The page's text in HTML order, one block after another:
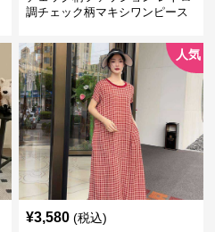
調チェック柄マキシワンピース
人気
¥3,580 (税込)